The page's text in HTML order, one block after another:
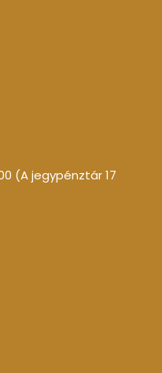
(A jegypénztár 17